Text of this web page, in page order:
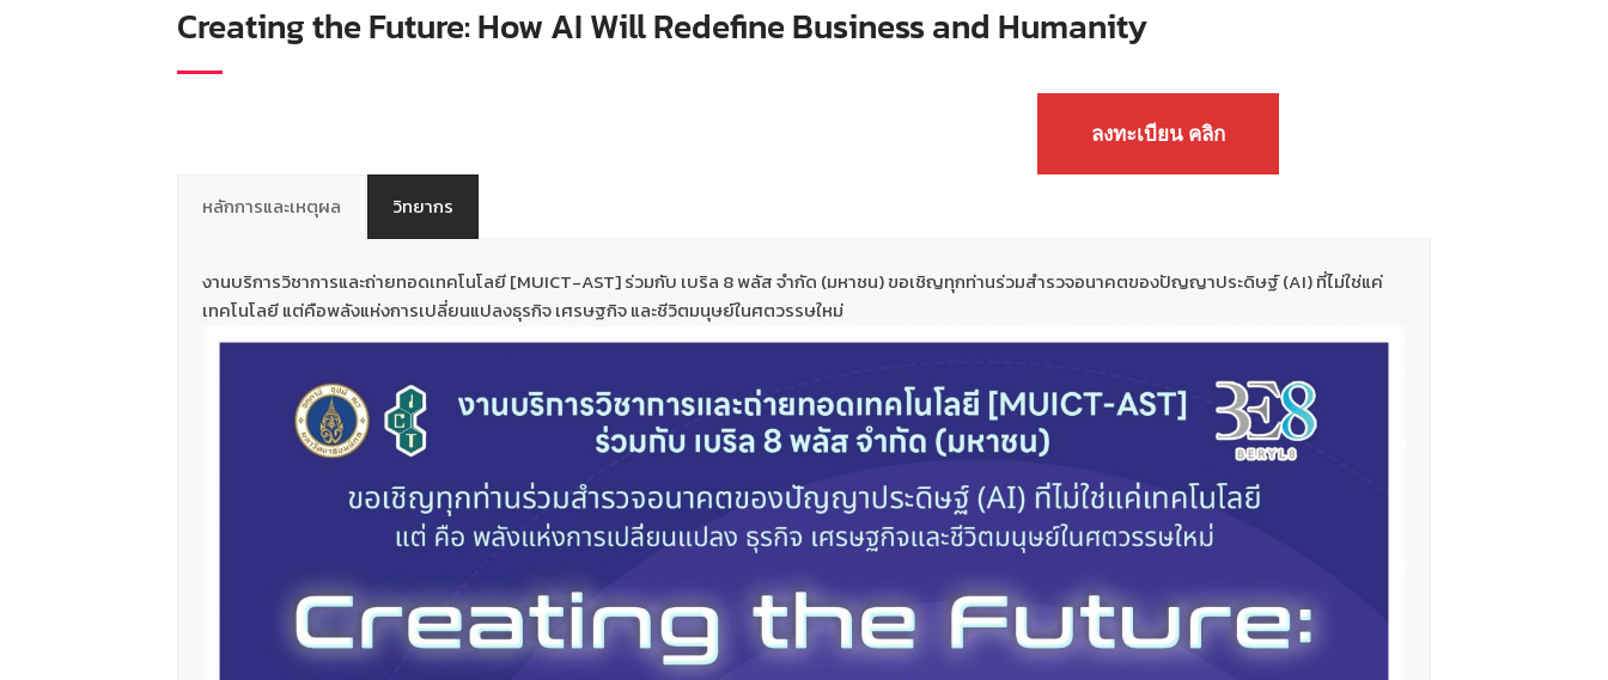
Creating the Future: How AI Will Redefine Business and Humanity
ลงทะเบียน คลิก
หลักการและเหตุผล วิทยากร
งานบริการวิชาการและถ่ายทอดเทคโนโลยี [MUICT-AST] ร่วมกับ เบริล 8 พลัส จำกัด (มหาชน) ขอเชิญทุกท่านร่วมสำรวจอนาคตของปัญญาประดิษฐ์ (AI) ที่ไม่ใช่แค่
เทคโนโลยี แต่คือพลังแห่งการเปลี่ยนแปลงธุรกิจ เศรษฐกิจ และชีวิตมนุษย์ในศตวรรษใหม่